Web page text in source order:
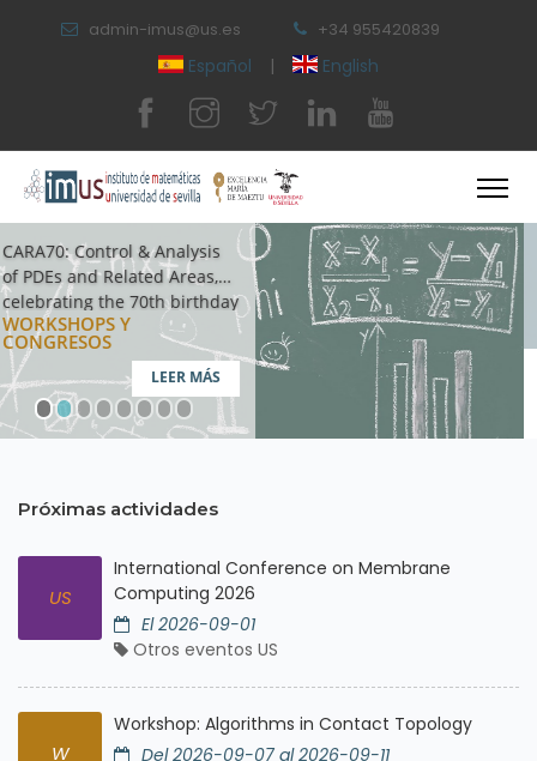
admin-imus@us.es +34 955420839
Español | English
Programa IMUS de Iniciación
a la Investigación PI3-2026
PROGRAMA DE
INICIACIÓN
LEER MÁS
Próximas actividades
US
International Conference on Membrane
Computing 2026
El 2026-09-01
Otros eventos US
W
Workshop: Algorithms in Contact Topology
Del 2026-09-07 al 2026-09-11